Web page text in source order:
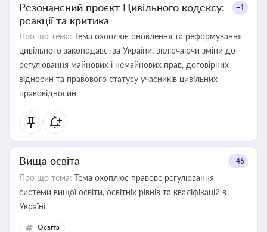
Резонансний проєкт Цивільного кодексу:
реакції та критика
+1
Про що тема: Тема охоплює оновлення та реформування
цивільного законодавства України, включаючи зміни до
регулювання майнових і немайнових прав, договірних
відносин та правового статусу учасників цивільних
правовідносин
Вища освіта +46
Про що тема: Тема охоплює правове регулювання
системи вищої освіти, освітніх рівнів та кваліфікацій в
Україні
Освіта